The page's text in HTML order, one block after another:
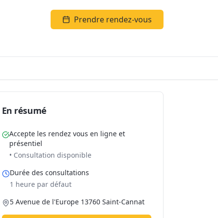
Prendre rendez-vous
En résumé
Accepte les rendez vous en ligne et
présentiel
• Consultation disponible
Durée des consultations
1 heure par défaut
5 Avenue de l'Europe 13760 Saint-Cannat